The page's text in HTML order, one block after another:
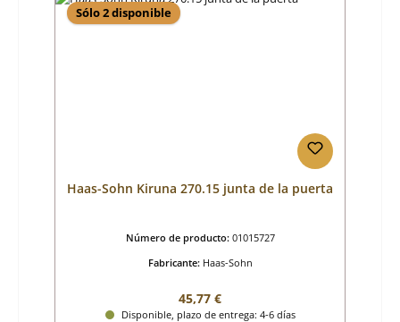
Sólo 2 disponible
Haas-Sohn Kiruna 270.15 junta de la puerta
Número de producto: 01015727
Fabricante: Haas-Sohn
Precio normal:
45,77 €
Disponible, plazo de entrega: 4-6 días